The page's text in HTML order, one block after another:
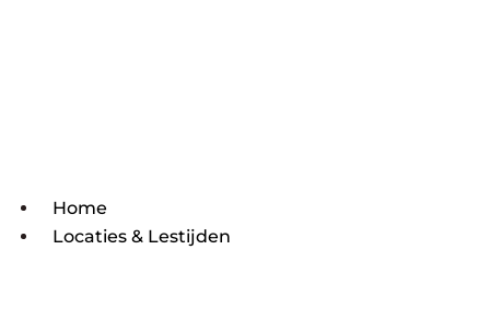
Home
Locaties & Lestijden